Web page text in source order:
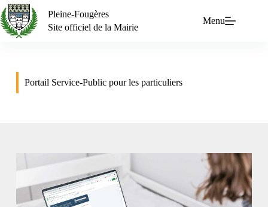
Pleine-Fougères
Site officiel de la Mairie
Menu
Portail Service-Public pour les particuliers